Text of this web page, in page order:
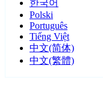
한국어
Polski
Português
Tiếng Việt
中文(简体)
中文(繁體)